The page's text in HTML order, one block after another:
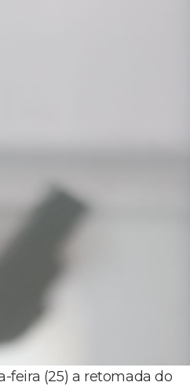
feira (25) a retomada do